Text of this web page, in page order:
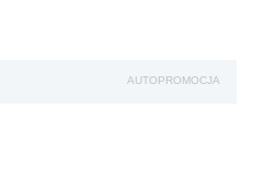
AUTOPROMOCJA